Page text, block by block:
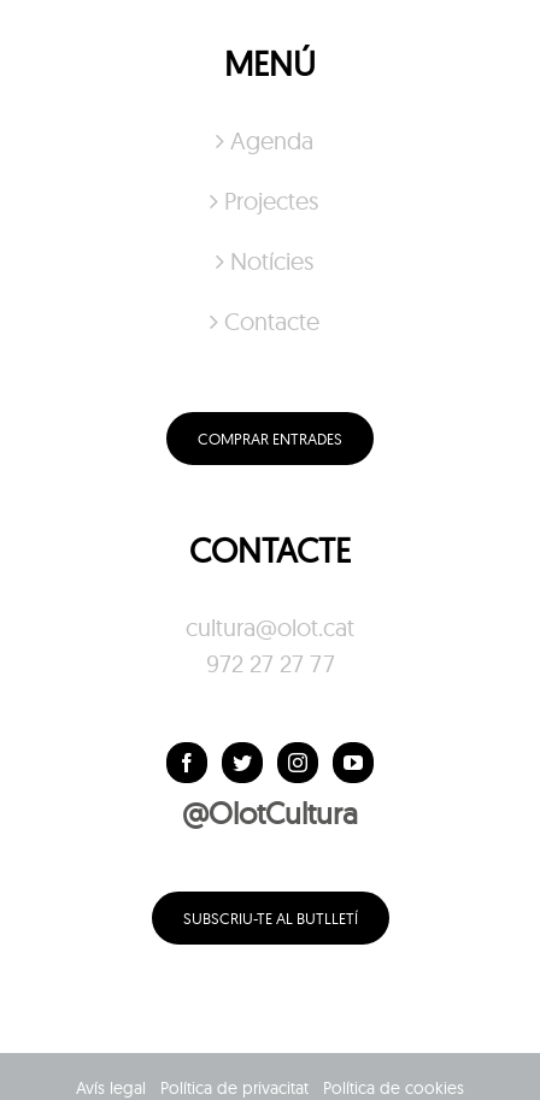
MENÚ
Agenda
Projectes
Notícies
Contacte
COMPRAR ENTRADES
CONTACTE
cultura@olot.cat
972 27 27 77
@OlotCultura
SUBSCRIU-TE AL BUTLLETÍ
Avís legal Política de privacitat Política de cookies